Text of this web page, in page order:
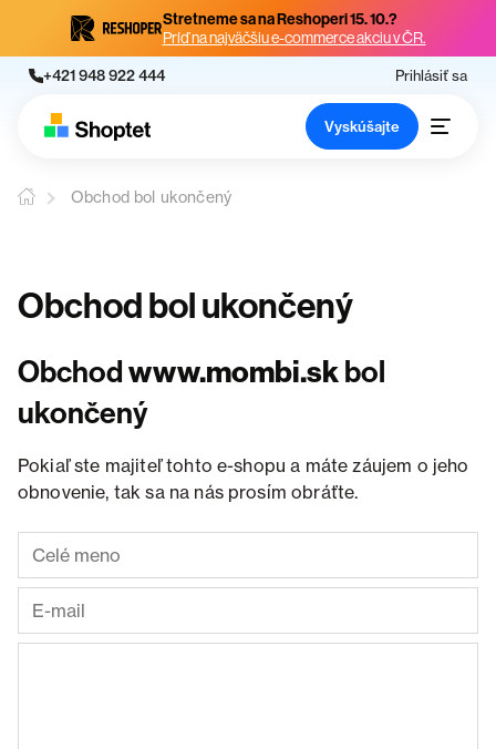
Stretneme sa na Reshoperi 15. 10.?
Príď na najväčšiu e-commerce akciu v ČR.
+421 948 922 444 Prihlásiť sa
Vyskúšajte
Obchod bol ukončený
Obchod bol ukončený
Obchodwww.mombi.skbol
ukončený
Pokiaľ ste majiteľ tohto e-shopu a máte záujem o jeho
obnovenie, tak sa na nás prosím obráťte.